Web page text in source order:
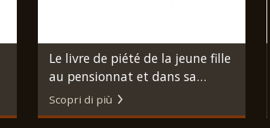
Le livre de piété de la jeune fille
au pensionnat et dans sa
famille. Avignone, Abanel
Frères, s.d. (ma 1880 circa).
Scopri di più